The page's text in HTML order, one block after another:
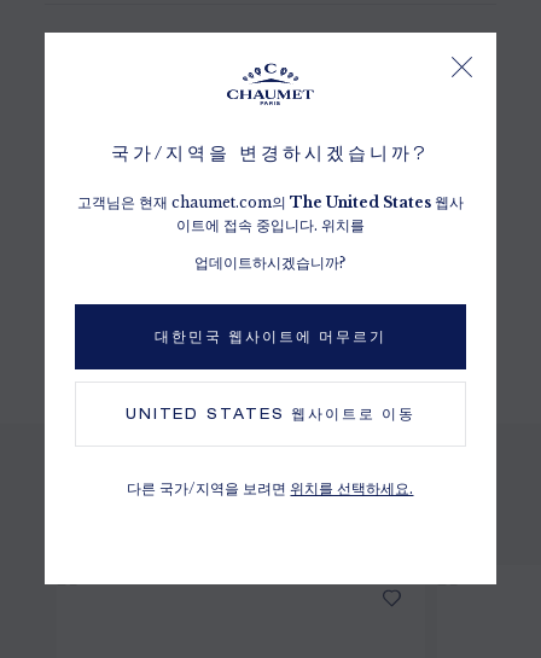
국가/지역을 변경하시겠습니까?
고객님은 현재 chaumet.com의 The United States웹사
이트에 접속 중입니다. 위치를
업데이트하시겠습니까?
대한민국 웹사이트에 머무르기
UNITED STATES 웹사이트로 이동
다른 국가/지역을 보려면위치를 선택하세요.
1.67캐럿의 브릴리언트 컷 G VS+ 다이아몬드 57개
킴벌리 프로세스 인증
되는 내용과 상이할 수 있습니다.